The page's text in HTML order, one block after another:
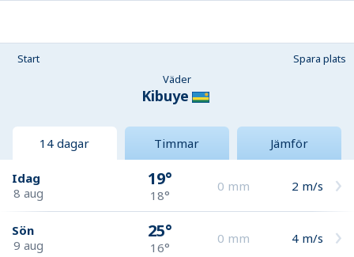
Start
Spara plats
Väder
Kibuye
14 dagar Timmar Jämför
Idag
8 aug
19°
18°
0 mm 2 m/s
Sön
9 aug
25°
16°
0 mm 4 m/s